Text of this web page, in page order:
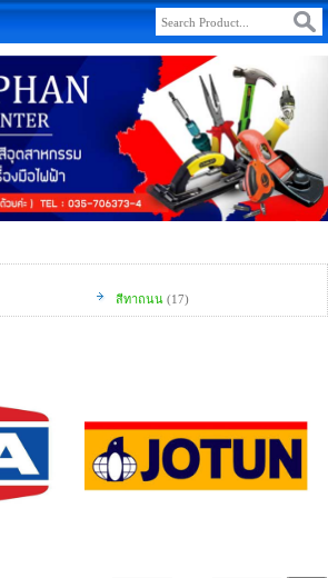
สีทาถนน (17)